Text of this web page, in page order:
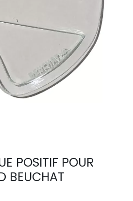
POSITIF POUR
BEUCHAT